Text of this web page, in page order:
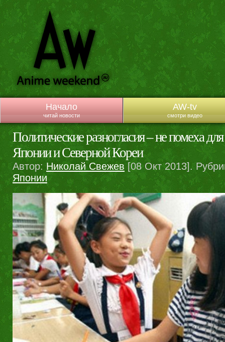
Начало
читай новости
AW-tv
смотри видео
Политические разногласия – не помеха
Японии и Северной Кореи
Автор: Николай Свежев [08 Окт 2013].
Японии